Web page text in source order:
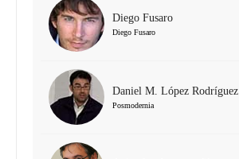
Diego Fusaro
Diego Fusaro
Daniel M. López Rodríguez
Posmodernia